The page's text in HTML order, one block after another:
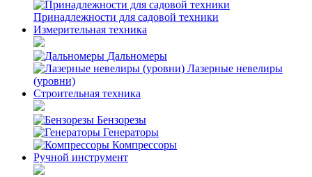
Принадлежности для садовой техники
Измерительная техника
Дальномеры
Лазерные невелиры
(уровни)
Строительная техника
Бензорезы
Генераторы
Компрессоры
Ручной инструмент